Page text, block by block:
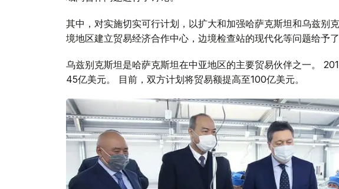
其中，对实施切实可行计划，以扩大和加强哈萨克斯坦和乌兹别
境地区建立贸易经济合作中心，边境检查站的现代化等问题给予了
乌兹别克斯坦是哈萨克斯坦在中亚地区的主要贸易伙伴之一。
45亿美元。 目前，双方计划将贸易额提高至100亿美元。